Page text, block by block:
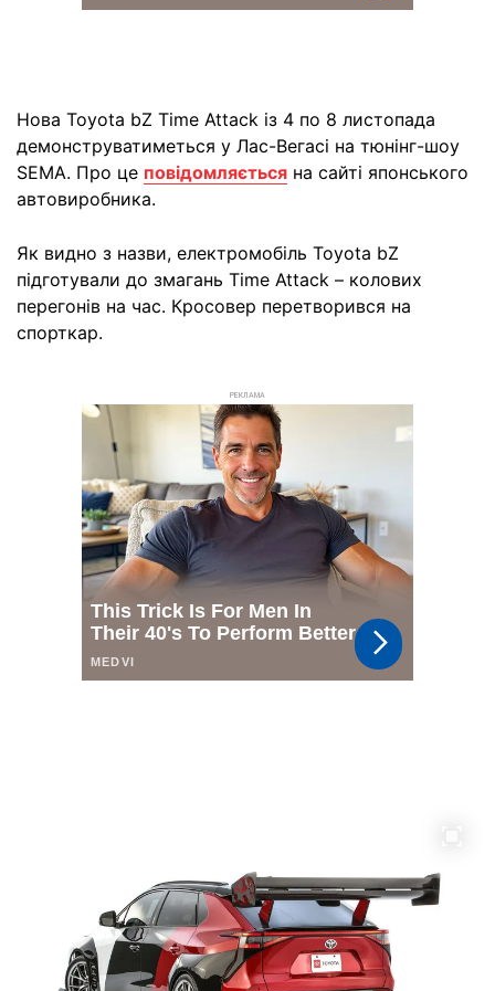
Нова Toyota bZ Time Attack із 4 по 8 листопада
демонструватиметься у Лас-Вегасі на тюнінг-шоу
SEMA. Про це повідомляється на сайті японського
автовиробника.
Як видно з назви, електромобіль Toyota bZ
підготували до змагань Time Attack – колових
перегонів на час. Кросовер перетворився на
спорткар.
РЕКЛАМА